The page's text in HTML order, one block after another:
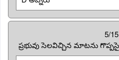
5/15
ప్రభువు సెలవిచ్చిన మాటను